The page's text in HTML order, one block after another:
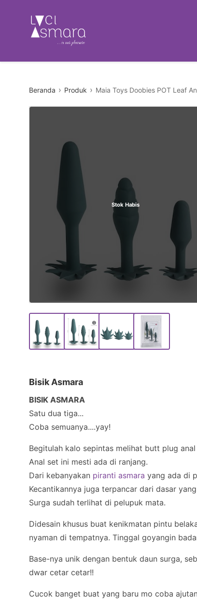
Beranda Produk
Stok Habis
Bisik Asmara
BISIK ASMARA
Satu dua tiga...
Coba semuanya....yay!
Begitulah kalo sepintas melihat butt plug
Anal set ini mesti ada di ranjang.
Dari kebanyakan piranti asmara yang ada di
Kecantikannya juga terpancar dari dasar
Surga sudah terlihat di pelupuk mata.
Didesain khusus buat kenikmatan pintu
nyaman di tempatnya. Tinggal goyangin
Base-nya unik dengan bentuk daun surga,
dwar cetar cetar!!
Cucok banget buat yang baru mo coba